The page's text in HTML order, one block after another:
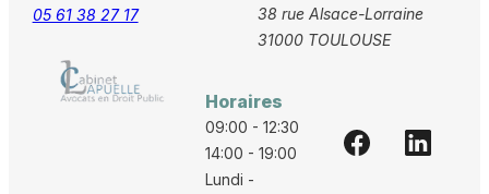
05 61 38 27 17
38 rue Alsace-Lorraine
31000 TOULOUSE
Horaires
09:00 - 12:30
14:00 - 19:00
Lundi -